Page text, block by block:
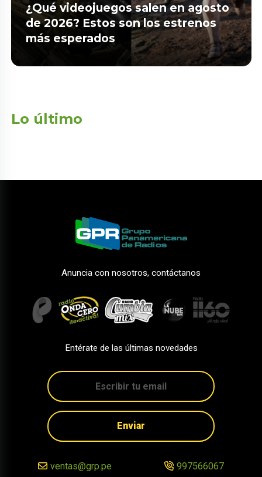
¿Qué videojuegos salen en agosto
de 2026? Estos son los estrenos
más esperados
Lo último
Anuncia con nosotros, contáctanos
Entérate de las últimas novedades
Enviar
ventas@grp.pe 997566067